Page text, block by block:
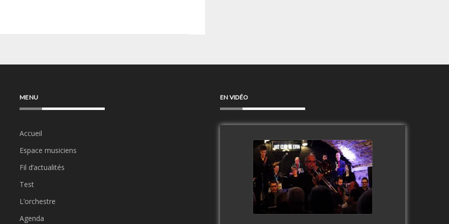
MENU
Accueil
Espace musiciens
Fil d’actualités
Test
L’orchestre
Agenda
EN VIDÉO
Clip Only Big Band 2019
watch video